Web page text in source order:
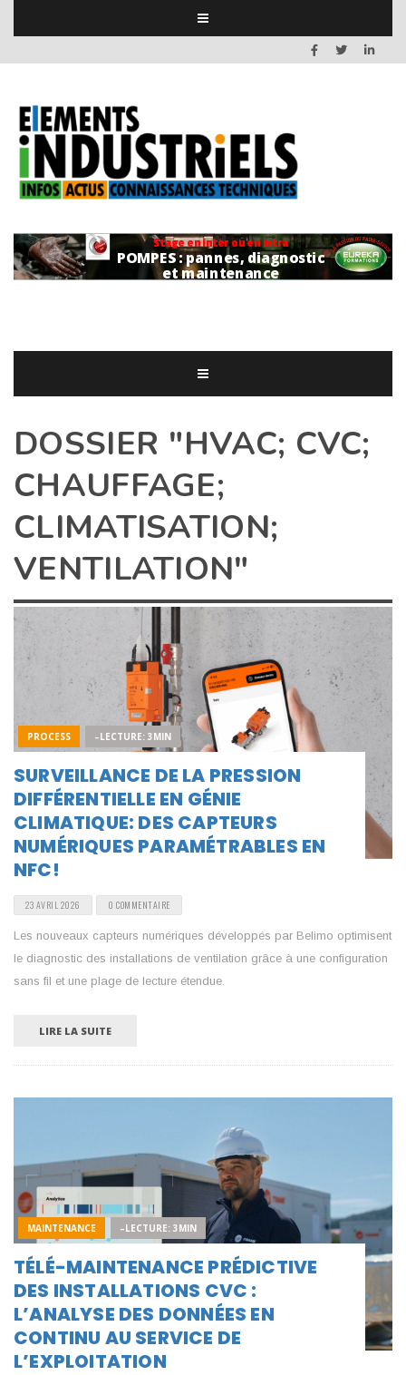
DOSSIER "HVAC; CVC;
CHAUFFAGE;
CLIMATISATION;
VENTILATION"
PROCESS –LECTURE: 3MIN
SURVEILLANCE DE LA PRESSION
DIFFÉRENTIELLE EN GÉNIE
CLIMATIQUE: DES CAPTEURS
NUMÉRIQUES PARAMÉTRABLES EN
NFC!
23 AVRIL 2026 0 COMMENTAIRE
Les nouveaux capteurs numériques développés par Belimo optimisent
le diagnostic des installations de ventilation grâce à une configuration
sans fil et une plage de lecture étendue.
LIRE LA SUITE
MAINTENANCE –LECTURE: 3MIN
TÉLÉ-MAINTENANCE PRÉDICTIVE
DES INSTALLATIONS CVC :
L’ANALYSE DES DONNÉES EN
CONTINU AU SERVICE DE
L’EXPLOITATION